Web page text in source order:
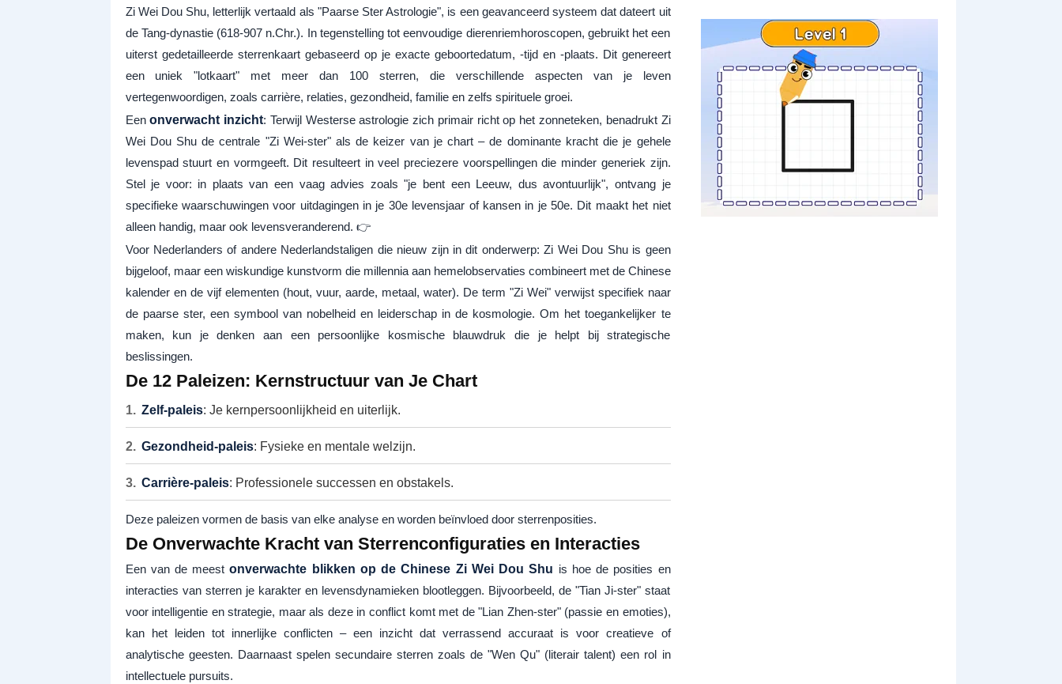
Zi Wei Dou Shu, letterlijk vertaald als "Paarse Ster Astrologie", is een geavanceerd systeem dat dateert uit
de Tang-dynastie (618-907 n.Chr.). In tegenstelling tot eenvoudige dierenriemhoroscopen, gebruikt het een
uiterst gedetailleerde sterrenkaart gebaseerd op je exacte geboortedatum, -tijd en -plaats. Dit genereert
een uniek "lotkaart" met meer dan 100 sterren, die verschillende aspecten van je leven
vertegenwoordigen, zoals carrière, relaties, gezondheid, familie en zelfs spirituele groei.
Eenonverwacht inzicht: Terwijl Westerse astrologie zich primair richt op het zonneteken, benadrukt Zi
Wei Dou Shu de centrale "Zi Wei-ster" als de keizer van je chart – de dominante kracht die je gehele
levenspad stuurt en vormgeeft. Dit resulteert in veel preciezere voorspellingen die minder generiek zijn.
Stel je voor: in plaats van een vaag advies zoals "je bent een Leeuw, dus avontuurlijk", ontvang je
specifieke waarschuwingen voor uitdagingen in je 30e levensjaar of kansen in je 50e. Dit maakt het niet
alleen handig, maar ook levensveranderend. 👉
Voor Nederlanders of andere Nederlandstaligen die nieuw zijn in dit onderwerp: Zi Wei Dou Shu is geen
bijgeloof, maar een wiskundige kunstvorm die millennia aan hemelobservaties combineert met de Chinese
kalender en de vijf elementen (hout, vuur, aarde, metaal, water). De term "Zi Wei" verwijst specifiek naar
de paarse ster, een symbool van nobelheid en leiderschap in de kosmologie. Om het toegankelijker te
maken, kun je denken aan een persoonlijke kosmische blauwdruk die je helpt bij strategische
beslissingen.
De 12 Paleizen: Kernstructuur van Je Chart
Zelf-paleis: Je kernpersoonlijkheid en uiterlijk.
Gezondheid-paleis: Fysieke en mentale welzijn.
Carrière-paleis: Professionele successen en obstakels.
Deze paleizen vormen de basis van elke analyse en worden beïnvloed door sterrenposities.
De Onverwachte Kracht van Sterrenconfiguraties en Interacties
Een van de meestonverwachte blikken op de Chinese Zi Wei Dou Shu is hoe de posities en
interacties van sterren je karakter en levensdynamieken blootleggen. Bijvoorbeeld, de "Tian Ji-ster" staat
voor intelligentie en strategie, maar als deze in conflict komt met de "Lian Zhen-ster" (passie en emoties),
kan het leiden tot innerlijke conflicten – een inzicht dat verrassend accuraat is voor creatieve of
analytische geesten. Daarnaast spelen secundaire sterren zoals de "Wen Qu" (literair talent) een rol in
intellectuele pursuits.